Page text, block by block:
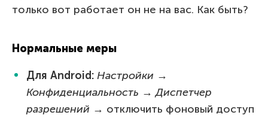
только вот работает он не на вас. Как быть?
Нормальные меры
Для Android: Настройки →
Конфиденциальность → Диспетчер
разрешений → отключить фоновый доступ